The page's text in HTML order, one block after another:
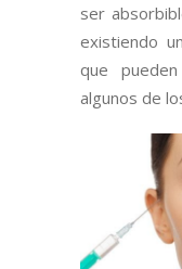
ser
existiendo
que
algunos de